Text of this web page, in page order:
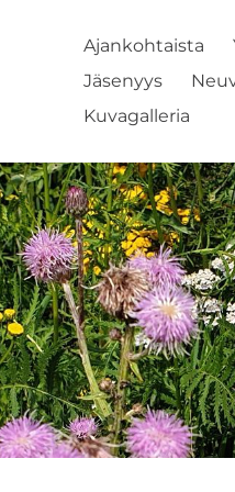
Ajankohtaista
Jäsenyys
Kuvagalleria